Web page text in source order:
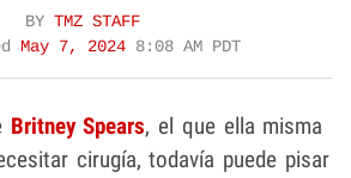
BY TMZ STAFF
May 7, 2024 8:08 AM PDT
Britney Spears, el que ella misma
cirugía, todavía puede pisar